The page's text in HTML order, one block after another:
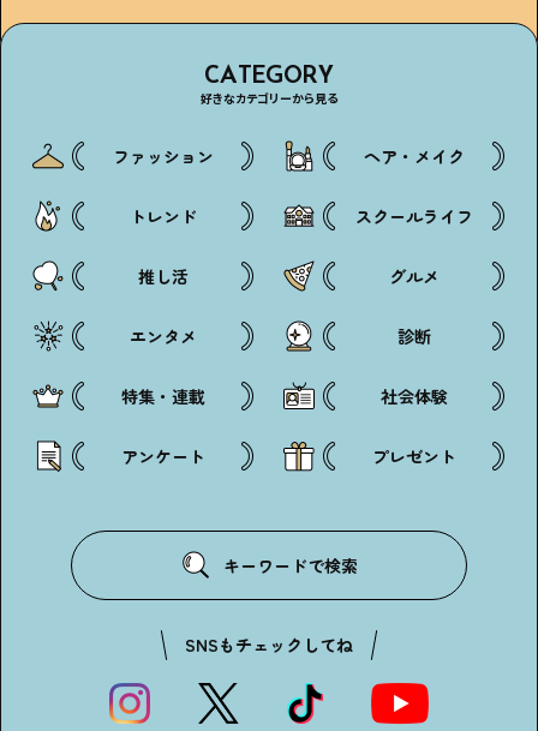
CATEGORY
好きなカテゴリーから見る
ファッション ヘア・メイク
トレンド スクールライフ
推し活 グルメ
エンタメ 診断
特集・連載 社会体験
アンケート プレゼント
キーワードで検索
SNSもチェックしてね